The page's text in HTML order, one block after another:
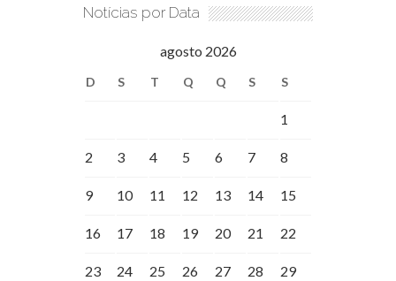
Notícias por Data
agosto 2026
D S T Q Q S S
1
2 3 4 5 6 7 8
9 10 11 12 13 14 15
16 17 18 19 20 21 22
23 24 25 26 27 28 29